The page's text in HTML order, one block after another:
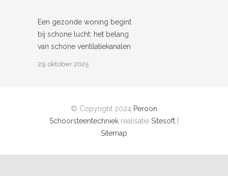
Een gezonde woning begint
bij schone lucht: het belang
van schone ventilatiekanalen
29 oktober 2025
© Copyright 2024 Peroon
Schoorsteentechniek realisatie Sitesoft
Sitemap